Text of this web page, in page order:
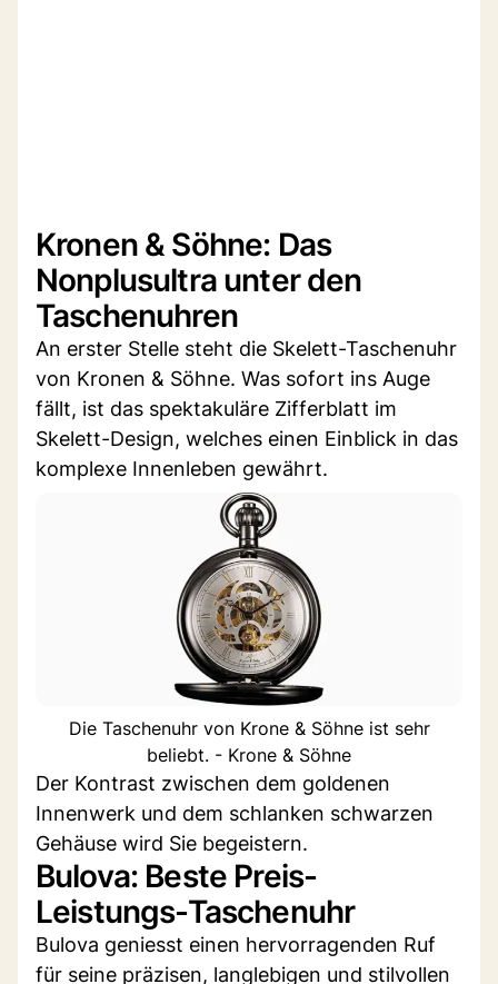
Kronen & Söhne: Das
Nonplusultra unter den
Taschenuhren
An erster Stelle steht die Skelett-Taschenuhr
von Kronen & Söhne. Was sofort ins Auge
fällt, ist das spektakuläre Zifferblatt im
Skelett-Design, welches einen Einblick in das
komplexe Innenleben gewährt.
Die Taschenuhr von Krone & Söhne ist sehr
beliebt. - Krone & Söhne
Der Kontrast zwischen dem goldenen
Innenwerk und dem schlanken schwarzen
Gehäuse wird Sie begeistern.
Bulova: Beste Preis-
Leistungs-Taschenuhr
Bulova geniesst einen hervorragenden Ruf
für seine präzisen, langlebigen und stilvollen